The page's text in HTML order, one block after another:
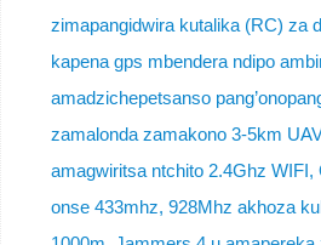
zimapangidwira kutalika (RC) za
kapena gps mbendera ndipo
amadzichepetsanso
zamalonda zamakono 3-5km
amagwiritsa ntchito 2.4Ghz WIFI,
onse 433mhz, 928Mhz akhoza